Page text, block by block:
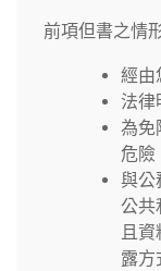
前項但書之情
經由
法律
為免
危險
與公
公共
且
露方